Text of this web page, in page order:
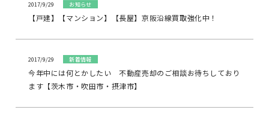
2017/9/29 お知らせ
【戸建】【マンション】【長屋】京阪沿線買取強化中！
2017/9/29 新着情報
今年中には何とかしたい 不動産売却のご相談お待ちしており
ます【茨木市・吹田市・摂津市】